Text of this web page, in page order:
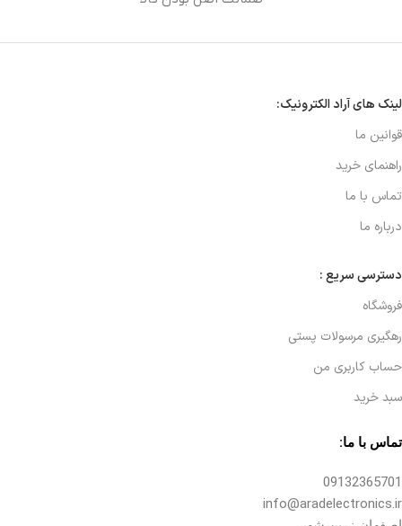
لینک های آراد الکترونیک:
قوانین ما
راهنمای خرید
تماس با ما
درباره ما
دسترسی سریع :
فروشگاه
رهگیری مرسولات پستی
حساب کاربری من
سبد خرید
تماس با ما:
09132365701
info@aradelectronics.ir